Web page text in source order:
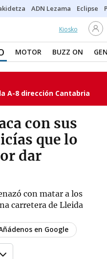
ADN Lezama Eclipse
Kiosko
MOTOR BUZZ ON
A-8 dirección Cantabria
con sus
que lo
dar
con matar a los
carretera de Lleida
en Google